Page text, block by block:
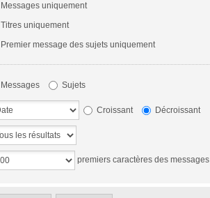
Messages uniquement
Titres uniquement
Premier message des sujets uniquement
Messages Sujets
Croissant Décroissant
premiers caractères des messages